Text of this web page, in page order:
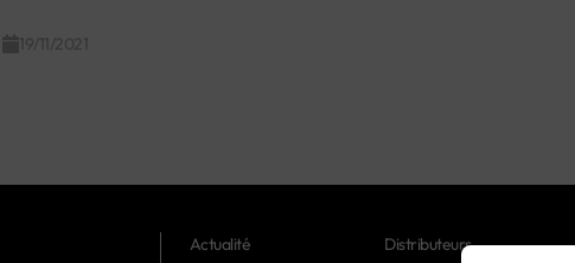
Actualité Distributeurs